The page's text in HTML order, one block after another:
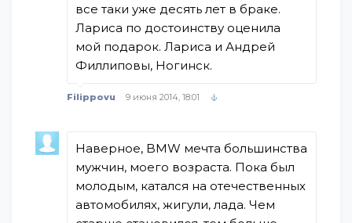
все таки уже десять лет в браке.
Лариса по достоинству оценила
мой подарок. Лариса и Андрей
Филлиповы, Ногинск.
Filippovu 9 июня 2014, 18:01
Наверное, BMW мечта большинства
мужчин, моего возраста. Пока был
молодым, катался на отечественных
автомобилях, жигули, лада. Чем